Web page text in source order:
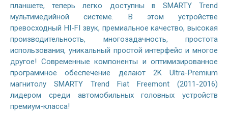
планшете, теперь легко доступны в SMARTY Trend
мультимедийной системе. В этом устройстве
превосходный HI-FI звук, премиальное качество, высокая
производительность, многозадачность, простота
использования, уникальный простой интерфейс и многое
другое! Современные компоненты и оптимизированное
программное обеспечение делают 2K Ultra-Premium
магнитолу SMARTY Trend Fiat Freemont (2011-2016)
лидером среди автомобильных головных устройств
премиум-класса!